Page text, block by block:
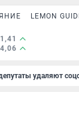
LEMON
удаляют